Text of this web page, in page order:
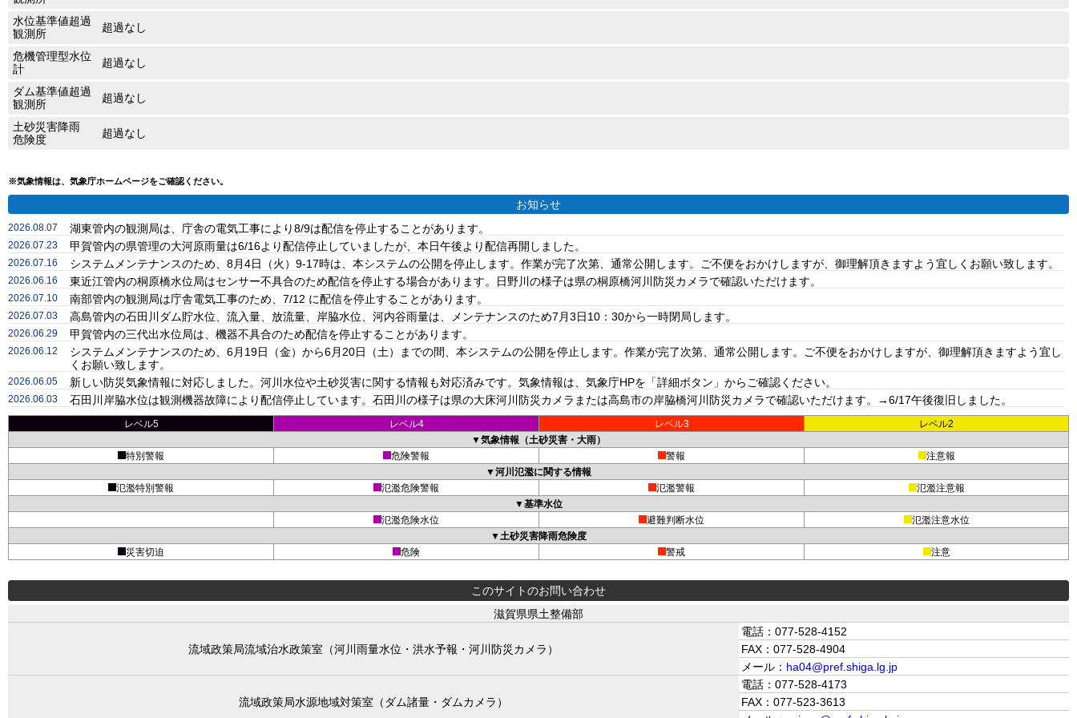
水位基準値超過
観測所
超過なし
危機管理型水位
計
超過なし
ダム基準値超過
観測所
超過なし
土砂災害降雨
危険度
超過なし
※気象情報は、気象庁ホームページをご確認ください。
お知らせ
2026.08.07 湖東管内の観測局は、庁舎の電気工事により8/9は配信を停止することがあります。
2026.07.23 甲賀管内の県管理の大河原雨量は6/16より配信停止していましたが、本日午後より配信再開しました。
2026.07.16 システムメンテナンスのため、8月4日（火）9-17時は、本システムの公開を停止します。作業が完了次第、通常公開します。ご不便をおかけしますが、御理解頂きますよう宜しくお願い致します。
2026.06.16 東近江管内の桐原橋水位局はセンサー不具合のため配信を停止する場合があります。日野川の様子は県の桐原橋河川防災カメラで確認いただけます。
2026.07.10 南部管内の観測局は庁舎電気工事のため、7/12 に配信を停止することがあります。
2026.07.03 高島管内の石田川ダム貯水位、流入量、放流量、岸脇水位、河内谷雨量は、メンテナンスのため7月3日10：30から一時閉局します。
2026.06.29 甲賀管内の三代出水位局は、機器不具合のため配信を停止することがあります。
2026.06.12
システムメンテナンスのため、6月19日（金）から6月20日（土）までの間、本システムの公開を停止します。作業が完了次第、通常公開します。ご不便をおかけしますが、御理解頂きますよう宜し
くお願い致します。
2026.06.05 新しい防災気象情報に対応しました。河川水位や土砂災害に関する情報も対応済みです。気象情報は、気象庁HPを「詳細ボタン」からご確認ください。
2026.06.03 石田川岸脇水位は観測機器故障により配信停止しています。石田川の様子は県の大床河川防災カメラまたは高島市の岸脇橋河川防災カメラで確認いただけます。→6/17午後復旧しました。
レベル5 レベル4 レベル3
レベル2
▼気象情報（土砂災害・大雨）
特別警報
危険警報 警報
注意報
▼河川氾濫に関する情報
氾濫特別警報
氾濫危険警報 氾濫警報
氾濫注意報
▼基準水位
氾濫危険水位
避難判断水位
氾濫注意水位
▼土砂災害降雨危険度
災害切迫
危険 警戒 注意
このサイトのお問い合わせ
滋賀県県土整備部
流域政策局流域治水政策室（河川雨量水位・洪水予報・河川防災カメラ）
電話：077-528-4152
FAX：077-528-4904
メール： ha04@pref.shiga.lg.jp
流域政策局水源地域対策室（ダム諸量・ダムカメラ）
電話：077-528-4173
FAX：077-523-3613